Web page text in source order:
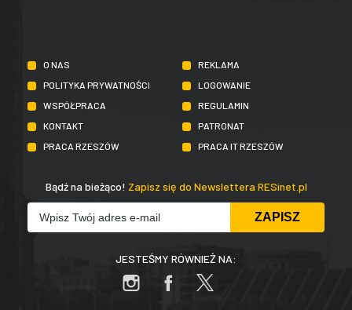
O NAS
REKLAMA
POLITYKA PRYWATNOŚCI
LOGOWANIE
WSPÓŁPRACA
REGULAMIN
KONTAKT
PATRONAT
PRACA RZESZÓW
PRACA IT RZESZÓW
Bądź na bieżąco! Zapisz się do Newslettera RESinet.pl
JESTEŚMY RÓWNIEŻ NA: